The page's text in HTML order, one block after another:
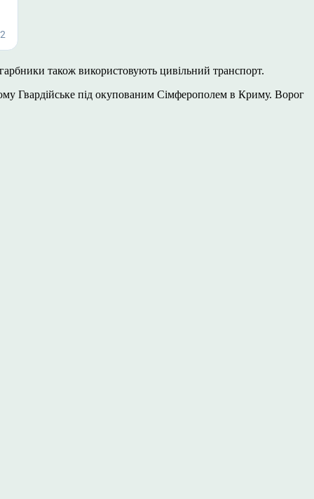
також використовують цивільний транспорт.
Гвардійське під окупованим Сімферополем в Криму. Ворог